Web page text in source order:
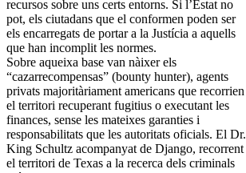
recursos sobre uns certs entorns. Si l’Estat no
pot, els ciutadans que el conformen poden ser
els encarregats de portar a la Justícia a aquells
que han incomplit les normes.
Sobre aqueixa base van nàixer els
“cazarrecompensas” (bounty hunter), agents
privats majoritàriament americans que recorrien
el territori recuperant fugitius o executant les
finances, sense les mateixes garanties i
responsabilitats que les autoritats oficials. El Dr.
King Schultz acompanyat de Django, recorrent
el territori de Texas a la recerca dels criminals